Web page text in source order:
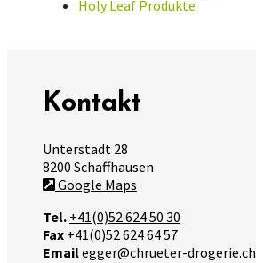
Holy Leaf Produkte
Kontakt
Unterstadt 28
8200 Schaffhausen
Google Maps
Tel. +41(0)52 624 50 30
Fax +41(0)52 624 64 57
Emailegger@chrueter-drogerie.ch